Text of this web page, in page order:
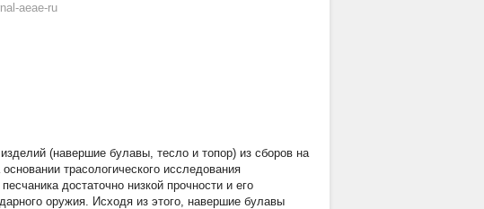
aeae-ru
(навершие булавы, тесло и топор) из сборов на
трасологического исследования
достаточно низкой прочности и его
оружия. Исходя из этого, навершие булавы